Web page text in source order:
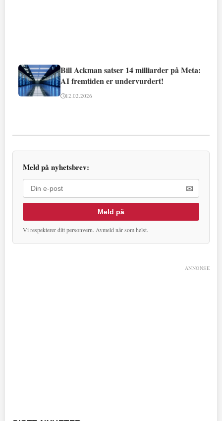
Bill Ackman satser 14 milliarder på Meta:
AI fremtiden er undervurdert!
12.02.2026
Meld på nyhetsbrev:
✉
Meld på
Vi respekterer ditt personvern. Avmeld når som helst.
ANNONSE